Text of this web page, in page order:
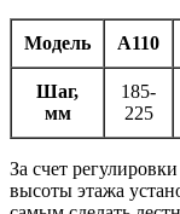
Модель A110
Шаг,
мм
185-
225
За счет
высоты этажа